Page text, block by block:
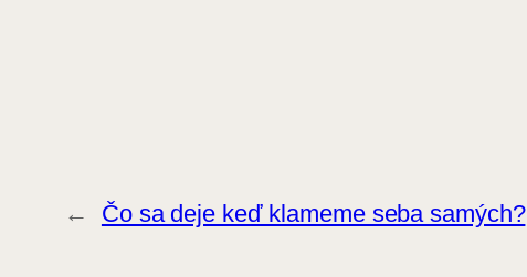
← Čo sa deje keď klameme seba samých?